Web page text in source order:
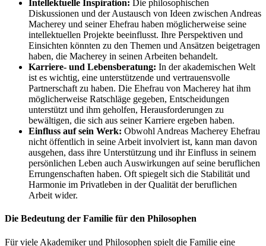
Intellektuelle Inspiration: Die philosophischen
Diskussionen und der Austausch von Ideen zwischen Andreas
Macherey und seiner Ehefrau haben möglicherweise seine
intellektuellen Projekte beeinflusst. Ihre Perspektiven und
Einsichten könnten zu den Themen und Ansätzen beigetragen
haben, die Macherey in seinen Arbeiten behandelt.
Karriere- und Lebensberatung: In der akademischen Welt
ist es wichtig, eine unterstützende und vertrauensvolle
Partnerschaft zu haben. Die Ehefrau von Macherey hat ihm
möglicherweise Ratschläge gegeben, Entscheidungen
unterstützt und ihm geholfen, Herausforderungen zu
bewältigen, die sich aus seiner Karriere ergeben haben.
Einfluss auf sein Werk: Obwohl Andreas Macherey Ehefrau
nicht öffentlich in seine Arbeit involviert ist, kann man davon
ausgehen, dass ihre Unterstützung und ihr Einfluss in seinem
persönlichen Leben auch Auswirkungen auf seine beruflichen
Errungenschaften haben. Oft spiegelt sich die Stabilität und
Harmonie im Privatleben in der Qualität der beruflichen
Arbeit wider.
Die Bedeutung der Familie für den Philosophen
Für viele Akademiker und Philosophen spielt die Familie eine